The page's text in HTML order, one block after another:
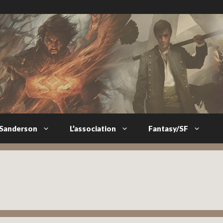
L’association Fantasy/SF